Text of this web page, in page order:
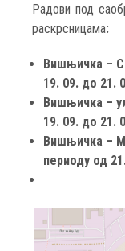
Радови под
раскрсницама:
Вишњичка –
19. 09. до 21.
Вишњичка –
19. 09. до 21.
Вишњичка –
периоду од